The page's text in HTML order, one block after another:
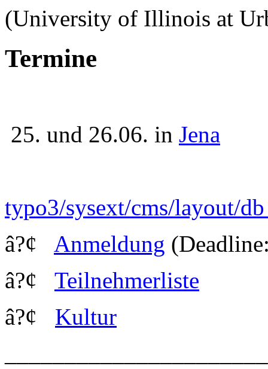
(University of Illinois at
Termine
25. und 26.06. in Jena
typo3/sysext/cms/layout/
â?¢ Anmeldung
â?¢ Teilnehmerliste
â?¢ Kultur